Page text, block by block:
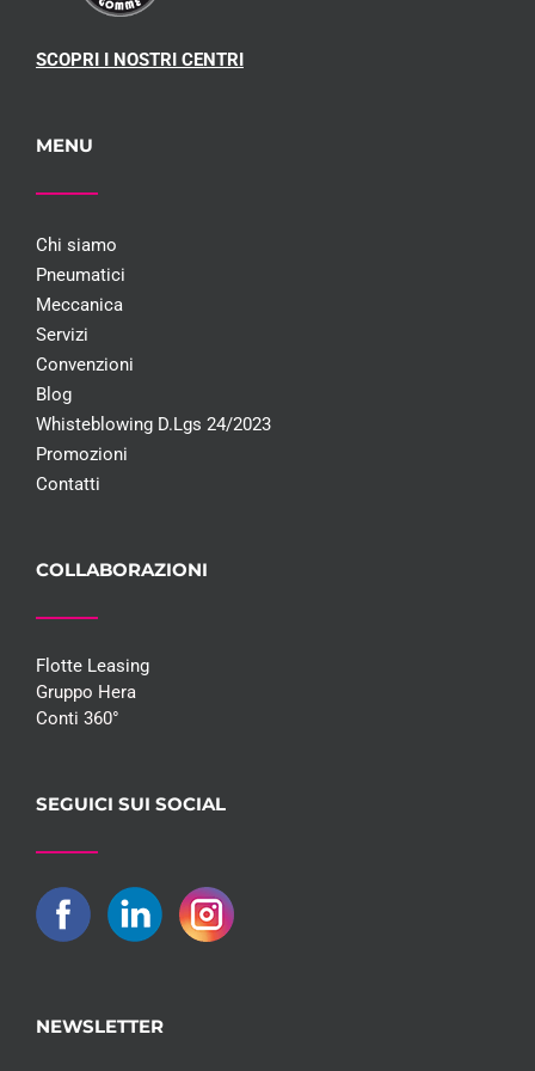
SCOPRI I NOSTRI CENTRI
MENU
Chi siamo
Pneumatici
Meccanica
Servizi
Convenzioni
Blog
Whisteblowing D.Lgs 24/2023
Promozioni
Contatti
COLLABORAZIONI
Flotte Leasing
Gruppo Hera
Conti 360°
SEGUICI SUI SOCIAL
NEWSLETTER